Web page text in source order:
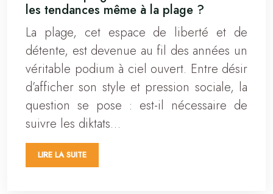
les tendances même à la plage ?
La plage, cet espace de liberté et de
détente, est devenue au fil des années un
véritable podium à ciel ouvert. Entre désir
d’afficher son style et pression sociale, la
question se pose : est-il nécessaire de
suivre les diktats…
LIRE LA SUITE